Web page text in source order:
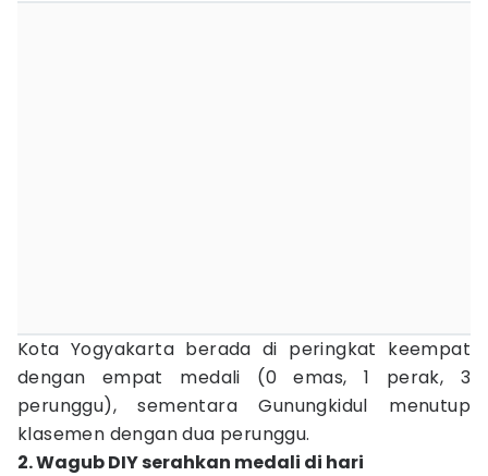
Kota Yogyakarta berada di peringkat keempat
dengan empat medali (0 emas, 1 perak, 3
perunggu), sementara Gunungkidul menutup
klasemen dengan dua perunggu.
2. Wagub DIY serahkan medali di hari